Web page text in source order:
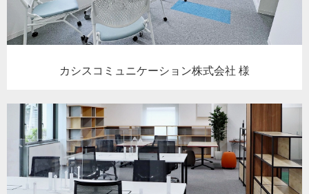
カシスコミュニケーション株式会社 様